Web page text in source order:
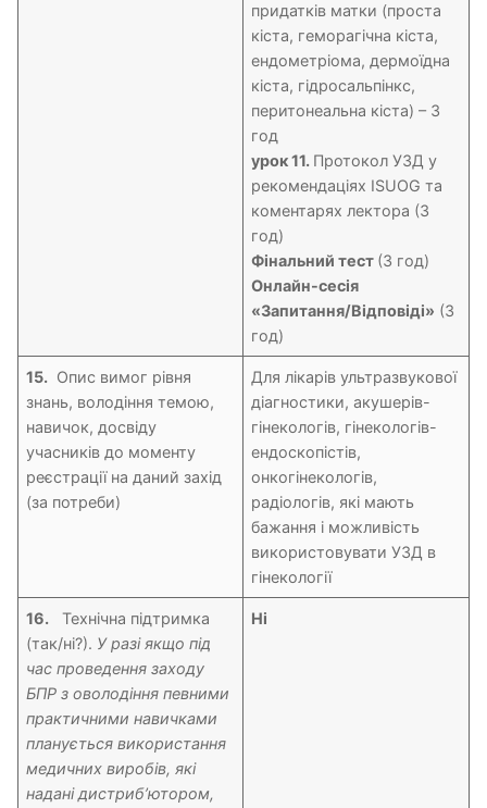
придатків матки (проста
кіста, геморагічна кіста,
ендометріома, дермоїдна
кіста, гідросальпінкс,
перитонеальна кіста) – 3
год
урок 11. Протокол УЗД у
рекомендаціях ISUOG та
коментарях лектора (3
год)
Фінальний тест (3 год)
Онлайн-сесія
«Запитання/Відповіді» (3
год)
15. Опис вимог рівня
знань, володіння темою,
навичок, досвіду
учасників до моменту
реєстрації на даний захід
(за потреби)
Для лікарів ультразвукової
діагностики, акушерів-
гінекологів, гінекологів-
ендоскопістів,
онкогінекологів,
радіологів, які мають
бажання і можливість
використовувати УЗД в
гінекології
16. Технічна підтримка
(так/ні?). У разі якщо під
час проведення заходу
БПР з оволодіння певними
практичними навичками
планується використання
медичних виробів, які
надані дистриб’ютором,
Ні